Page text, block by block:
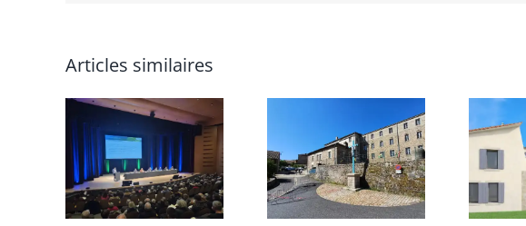
Articles similaires